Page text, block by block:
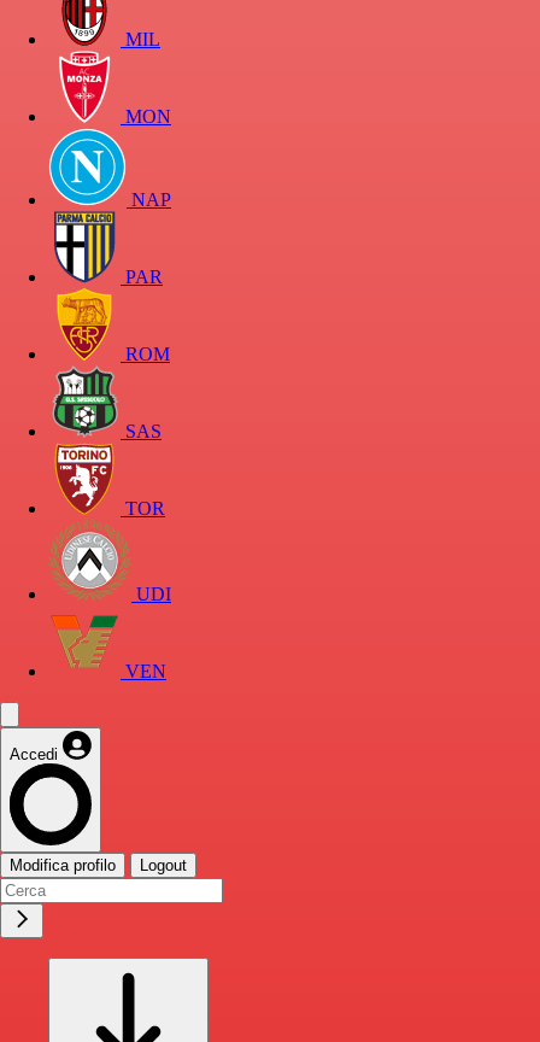
MIL
MON
NAP
PAR
ROM
SAS
TOR
UDI
VEN
Accedi
Modifica profilo Logout